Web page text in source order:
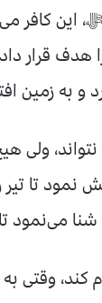
این كافر
قرار
و به زمین
ولی
تا تیر
می‌نمود
كند، وقتی